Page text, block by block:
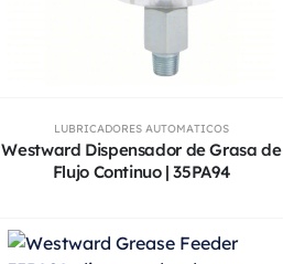
LUBRICADORES AUTOMATICOS
Westward Dispensador de Grasa de
Flujo Continuo | 35PA94